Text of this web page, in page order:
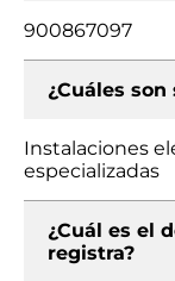
900867097
¿Cuáles
Instalaciones
especializadas
¿Cuál es el
registra?